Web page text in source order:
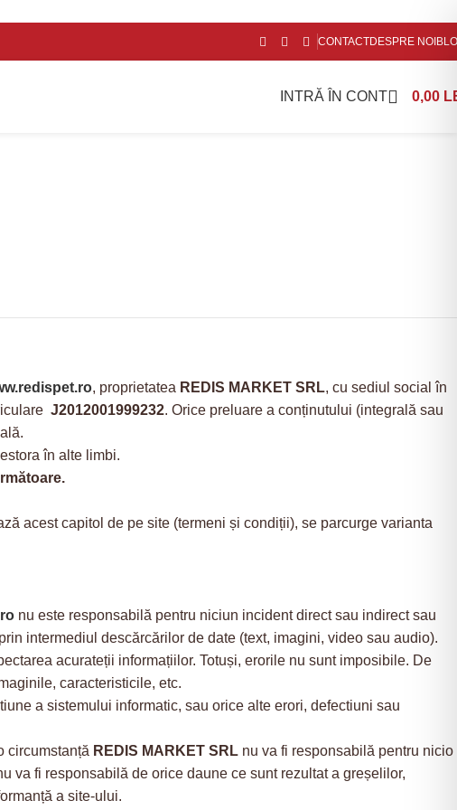
CONTACTDESPRE NOI
INTRĂ ÎN CONT 0,00
, proprietatea REDIS MARKET SRL, cu sediul social în
J2012001999232. Orice preluare a conținutului (integrală sau
în alte limbi.
acest capitol de pe site (termeni și condiții), se parcurge varianta
nu este responsabilă pentru niciun incident direct sau indirect sau
intermediul descărcărilor de date (text, imagini, video sau audio).
acurateții informațiilor. Totuși, erorile nu sunt imposibile. De
caracteristicile, etc.
a sistemului informatic, sau orice alte erori, defectiuni sau
circumstanță REDIS MARKET SRL nu va fi responsabilă pentru nicio
va fi responsabilă de orice daune ce sunt rezultat a greșelilor,
a site-ului.